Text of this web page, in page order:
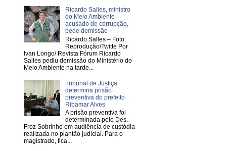
Ricardo Salles, ministro
do Meio Ambiente
acusado de corrupção,
pede demissão
Ricardo Salles – Foto:
Reprodução/Twitte Por
Ivan Longo/ Revista Fórum Ricardo
Salles pediu demissão do Ministério do
Meio Ambiente na tarde...
Tribunal de Justiça
determina prisão
preventiva do prefeito
Ribamar Alves
A prisão preventiva foi
determinada pelo Des.
Froz Sobrinho em audiência de custódia
realizada no plantão judicial. Para o
magistrado, fica...